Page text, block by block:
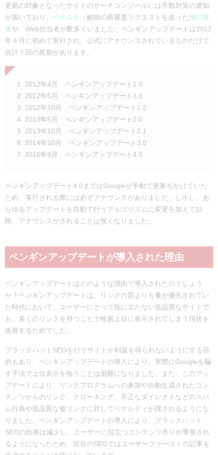
更新の対象となったサイトのサーチコンソールには手動対策の通知
が届いており、 ペナルティ解除の再審査リクエストを送ったSEO業
者や、Web担当者が数多くいました。ペンギンアップデートは2012
年４月に初めて実行され、公式にアナウンスされているものだけで
合計７回の更新があります。
2012年4月 ペンギンアップデート1.0
2012年5月 ペンギンアップデート1.1
2012年10月 ペンギンアップデート1.2
2013年5月 ペンギンアップデート2.0
2013年10月 ペンギンアップデート2.1
2014年10月 ペンギンアップデート3.0
2016年9月 ペンギンアップデート4.0
ペンギンアップデート4.0まではGoogleが手動で更新をかけていた
ため、実行される際には必ずアナウンスがありました。しかし、あ
らゆるアップデートを自動で行うアルゴリズムに変更を加えて以
降、アナウンスがされることは無くなりました。
ペンギンアップデートが導入された理由
ペンギンアップデートはどのような理由で導入されたのでしょう
か？ペンギンアップデートは、リンクの質よりも量が優先されてい
た時代において、ユーザーにとって役に立たない低品質なサイトで
も、多くのリンクを持つことで検索上位に表示されてしまう現状を
改善するためでした。
ブラックハットSEOを行うサイトが利益を得られないようにする目
的もあり、ペンギンアップデートの導入により、実際にGoogleを騙
す手法で上位表示を狙うことは困難になりました。また、このアッ
プデートにより、リンクプログラムへの参加や自動生成されたコン
テンツからのリンク、クローキング、不正なダイレクトなどのスパ
ム行為や低品質な被リンクに対してペナルティが課されるようにな
りました。ペンギンアップデートの導入により、ブラックハット
SEOの効果は減少し、ユーザーに役立つコンテンツ作りが重視され
るようになったため、現在のSEOではユーザーファーストの記事を